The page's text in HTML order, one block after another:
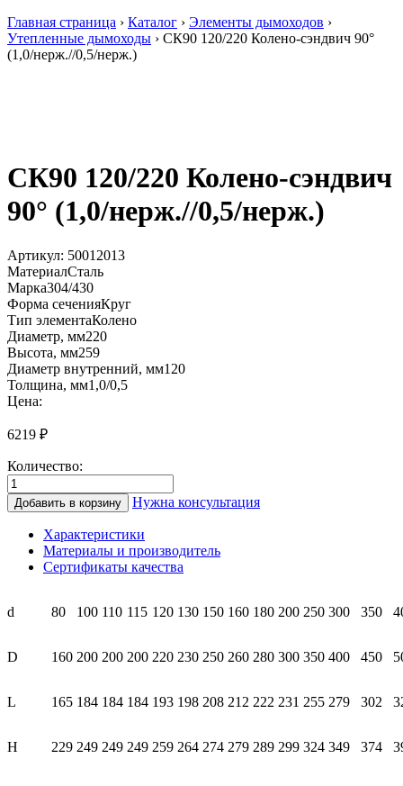
Главная страница › Каталог › Элементы дымоходов ›
Утепленные дымоходы › СК90 120/220 Колено-сэндвич 90°
(1,0/нерж.//0,5/нерж.)
СК90 120/220 Колено-сэндвич
90° (1,0/нерж.//0,5/нерж.)
Артикул: 50012013
МатериалСталь
Марка304/430
Форма сеченияКруг
Тип элементаКолено
Диаметр, мм220
Высота, мм259
Диаметр внутренний, мм120
Толщина, мм1,0/0,5
Цена:
6219 ₽
Количество:
Количество
товара
СК90
120/220
Колено-
сэндвич
нерж.//0,5/
Добавить в корзину Нужна консультация
Характеристики
Материалы и производитель
Сертификаты качества
d 80 100 110 115 120 130 150 160 180 200 250 300 350
D 160 200 200 200 220 230 250 260 280 300 350 400 450
L 165 184 184 184 193 198 208 212 222 231 255 279 302
H 229 249 249 249 259 264 274 279 289 299 324 349 374